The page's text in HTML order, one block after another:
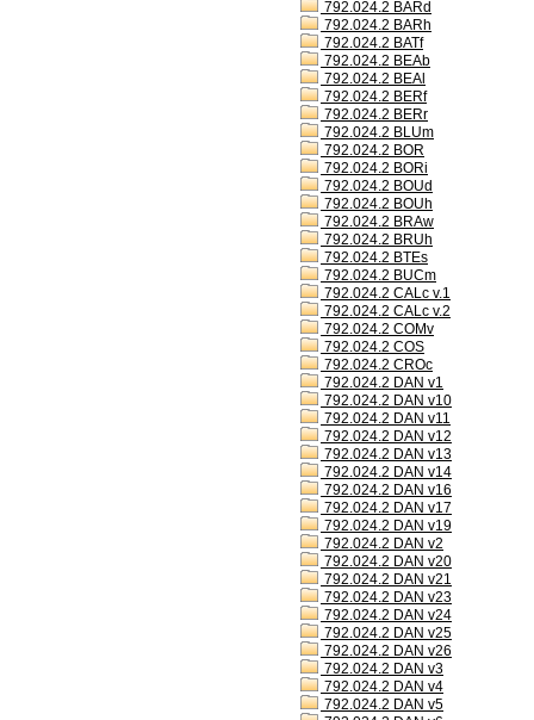
792.024.2 BARd
792.024.2 BARh
792.024.2 BATf
792.024.2 BEAb
792.024.2 BEAl
792.024.2 BERf
792.024.2 BERr
792.024.2 BLUm
792.024.2 BOR
792.024.2 BORi
792.024.2 BOUd
792.024.2 BOUh
792.024.2 BRAw
792.024.2 BRUh
792.024.2 BTEs
792.024.2 BUCm
792.024.2 CALc v.1
792.024.2 CALc v.2
792.024.2 COMv
792.024.2 COS
792.024.2 CROc
792.024.2 DAN v1
792.024.2 DAN v10
792.024.2 DAN v11
792.024.2 DAN v12
792.024.2 DAN v13
792.024.2 DAN v14
792.024.2 DAN v16
792.024.2 DAN v17
792.024.2 DAN v19
792.024.2 DAN v2
792.024.2 DAN v20
792.024.2 DAN v21
792.024.2 DAN v23
792.024.2 DAN v24
792.024.2 DAN v25
792.024.2 DAN v26
792.024.2 DAN v3
792.024.2 DAN v4
792.024.2 DAN v5